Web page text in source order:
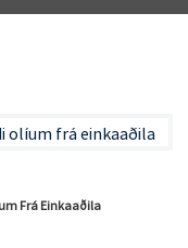
Frá Einkaaðila